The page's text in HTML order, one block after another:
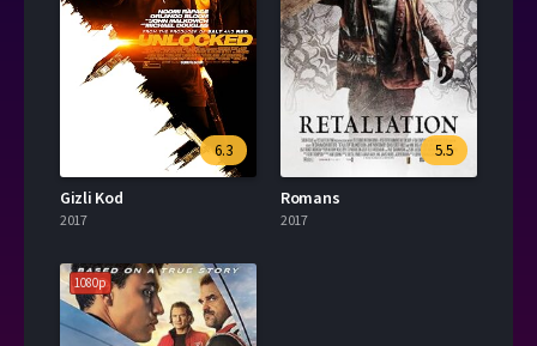
6.3
Gizli Kod
2017
5.5
Romans
2017
1080p